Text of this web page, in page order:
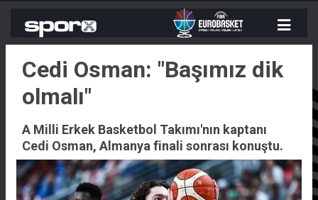
Cedi Osman: "Başımız dik
olmalı"
A Milli Erkek Basketbol Takımı'nın kaptanı
Cedi Osman, Almanya finali sonrası konuştu.